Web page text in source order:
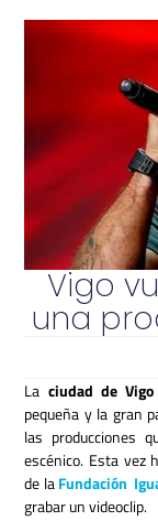
Vigo
una
La ciudad de Vigo
pequeña y la gran
las producciones
escénico. Esta vez
de laFundación
grabar un videoclip.